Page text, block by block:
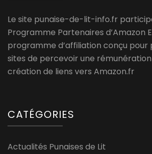
Le site punaise-de-lit-info.fr
Programme Partenaires d’Amazon
programme d’affiliation conçu
sites de percevoir une
création de liens vers Amazon.fr
CATÉGORIES
Actualités Punaises de Lit